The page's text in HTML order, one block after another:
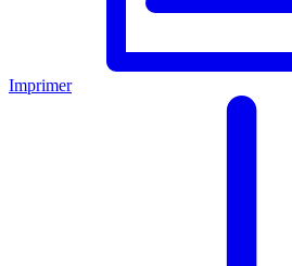
Imprimer